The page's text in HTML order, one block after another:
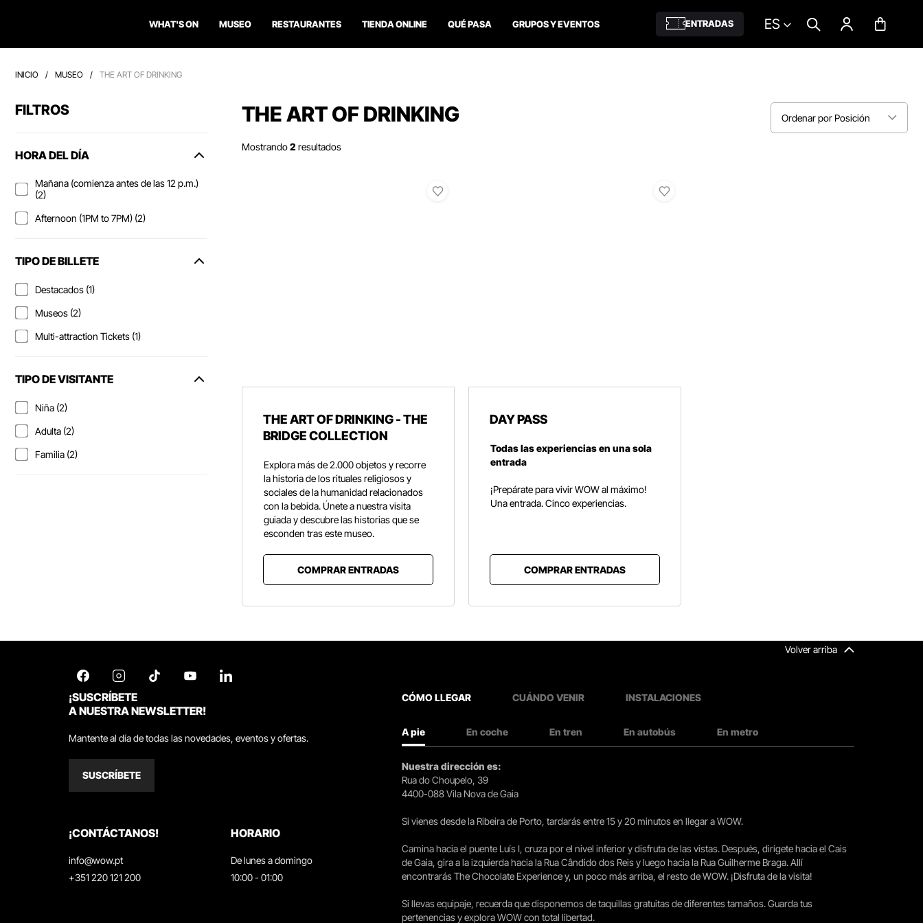
WHAT'S ON MUSEO RESTAURANTES TIENDA ONLINE QUÉ PASA GRUPOS Y EVENTOS ENTRADAS ES
INICIO / MUSEO / THE ART OF DRINKING
FILTROS
HORA DEL DÍA
Mañana (comienza antes de las 12 p.m.)
(2)
Afternoon (1PM to 7PM) (2)
TIPO DE BILLETE
Destacados (1)
Museos (2)
Multi-attraction Tickets (1)
TIPO DE VISITANTE
Niña (2)
Adulta (2)
Familia (2)
THE ART OF DRINKING Ordenar por Posición
Mostrando2 resultados
THE ART OF DRINKING - THE
BRIDGE COLLECTION
Explora más de 2.000 objetos y recorre
la historia de los rituales religiosos y
sociales de la humanidad relacionados
con la bebida. Únete a nuestra visita
guiada y descubre las historias que se
esconden tras este museo.
COMPRAR ENTRADAS
DAY PASS
Todas las experiencias en una sola
entrada
¡Prepárate para vivir WOW al máximo!
Una entrada. Cinco experiencias.
COMPRAR ENTRADAS
Volver arriba
¡SUSCRÍBETE
A NUESTRA NEWSLETTER!
Mantente al día de todas las novedades, eventos y ofertas.
SUSCRÍBETE
¡CONTÁCTANOS!
info@wow.pt
+351 220 121 200
HORARIO
De lunes a domingo
10:00 - 01:00
CÓMO LLEGAR CUÁNDO VENIR INSTALACIONES
A pie En coche En tren En autobús En metro
Nuestra dirección es:
Rua do Choupelo, 39
4400-088 Vila Nova de Gaia
Si vienes desde la Ribeira de Porto, tardarás entre 15 y 20 minutos en llegar a WOW.
Camina hacia el puente Luís I, cruza por el nivel inferior y disfruta de las vistas. Después, dirígete hacia el Cais
de Gaia, gira a la izquierda hacia la Rua Cândido dos Reis y luego hacia la Rua Guilherme Braga. Allí
encontrarás The Chocolate Experience y, un poco más arriba, el resto de WOW. ¡Disfruta de la visita!
Si llevas equipaje, recuerda que disponemos de taquillas gratuitas de diferentes tamaños. Guarda tus
pertenencias y explora WOW con total libertad.